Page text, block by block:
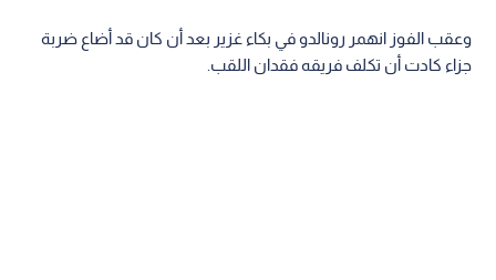
وعقب الفوز انهمر رونالدو في بكاء غزير بعد أن كان قد أضاع ضربة
جزاء كادت أن تكلف فريقه فقدان اللقب.